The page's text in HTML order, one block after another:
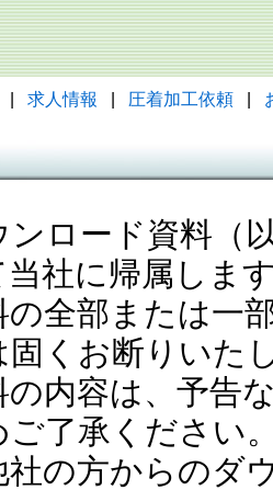
求人情報 圧着加工依頼
ンロード資料（
当社に帰属しま
の全部または一
固くお断りいた
の内容は、予告
ご了承ください
社の方からのダ